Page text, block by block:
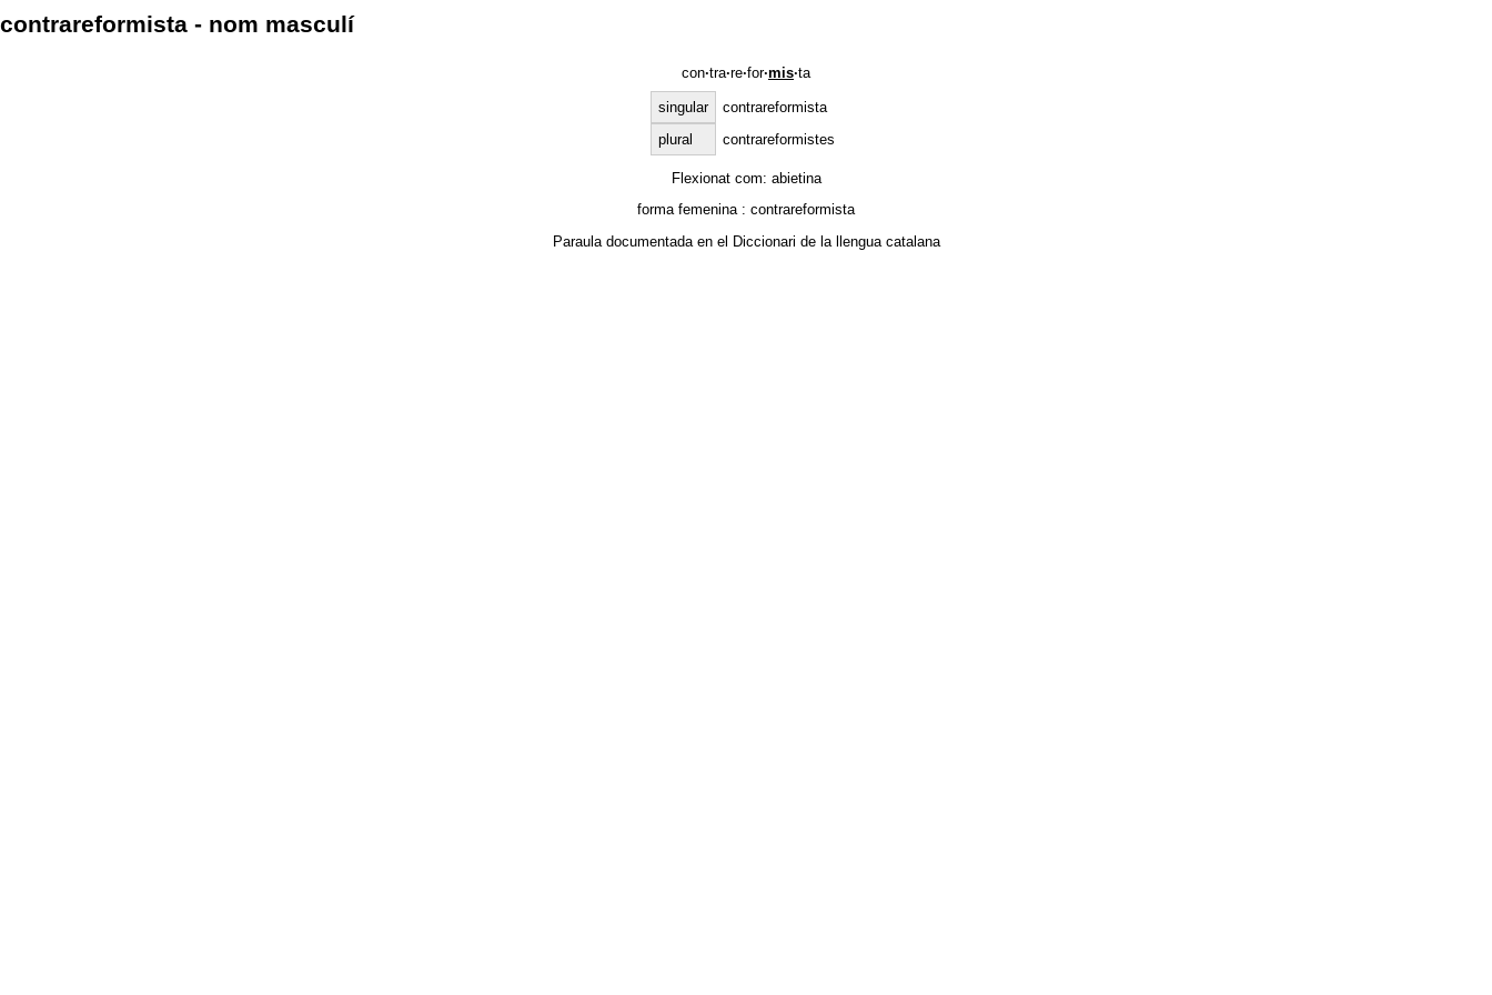
contrareformista - nom masculí
con·tra·re·for·mis·ta
singular
contrareformista
plural
contrareformistes
Flexionat com: abietina
forma femenina : contrareformista
Paraula documentada en el Diccionari de la llengua catalana